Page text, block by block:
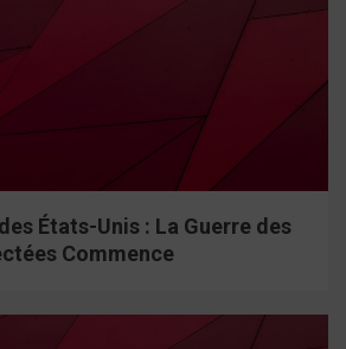
États-Unis : La Guerre des
Commence